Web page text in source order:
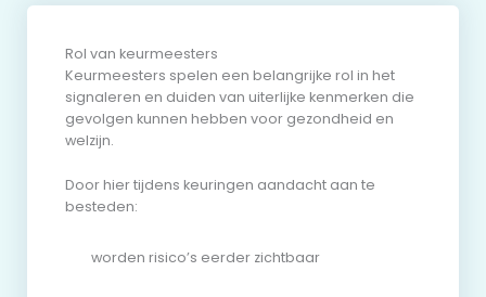
Rol van keurmeesters
Keurmeesters spelen een belangrijke rol in het
signaleren en duiden van uiterlijke kenmerken die
gevolgen kunnen hebben voor gezondheid en
welzijn.
Door hier tijdens keuringen aandacht aan te
besteden:
worden risico’s eerder zichtbaar